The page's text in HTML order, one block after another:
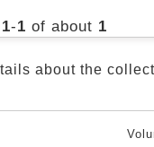
1-1 of about 1
about the